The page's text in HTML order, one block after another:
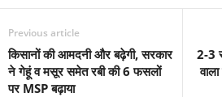
Previous article
किसानों की आमदनी और बढ़ेगी, सरकार
ने गेहूं व मसूर समेत रबी की 6 फसलों
पर MSP बढ़ाया
2-3